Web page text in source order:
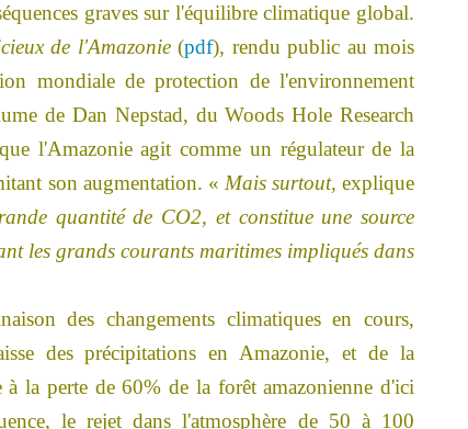
graves sur l'équilibre climatique global.
de l'Amazonie(pdf), rendu public au mois
mondiale de protection de l'environnement
de Dan Nepstad, du Woods Hole Research
l'Amazonie agit comme un régulateur de la
son augmentation. « Mais surtout, explique
quantité de CO2, et constitue une source
les grands courants maritimes impliqués dans
des changements climatiques en cours,
des précipitations en Amazonie, et de la
la perte de 60% de la forêt amazonienne d'ici
le rejet dans l'atmosphère de 50 à 100